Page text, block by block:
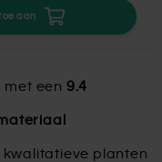
aan
met een 9.4
planten